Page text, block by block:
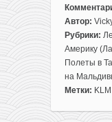
к
записи
Снижение
цен
у
KLM:
из
Автор:
Рубрики:
Америку
Полеты в
на
Метки: KLM